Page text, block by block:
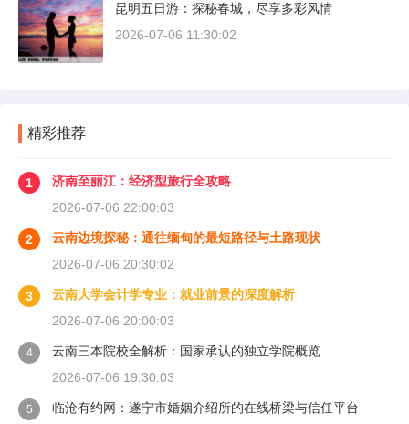
昆明五日游：探秘春城，尽享多彩风情
2026-07-06 11:30:02
精彩推荐
1
济南至丽江：经济型旅行全攻略
2026-07-06 22:00:03
2
云南边境探秘：通往缅甸的最短路径与土路现状
2026-07-06 20:30:02
3
云南大学会计学专业：就业前景的深度解析
2026-07-06 20:00:03
4
云南三本院校全解析：国家承认的独立学院概览
2026-07-06 19:30:03
5 临沧有约网：遂宁市婚姻介绍所的在线桥梁与信任平台